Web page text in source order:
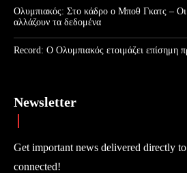
Ολυμπιακός: Στο κάδρο ο Μποθ Γκατς – Οι
αλλάζουν τα δεδομένα
Record: Ο Ολυμπιακός ετοιμάζει επίσημη
Newsletter
Get important news delivered directly
connected!